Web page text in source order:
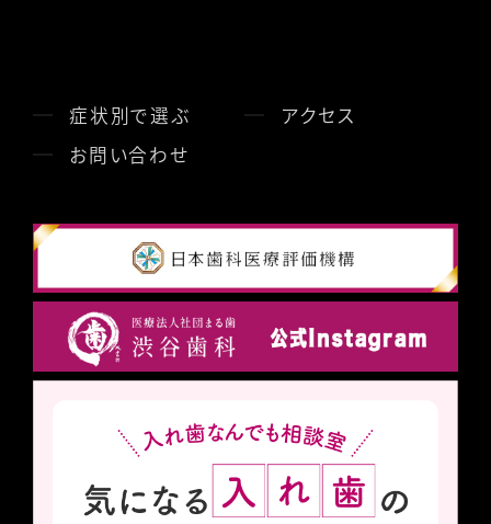
症状別で選ぶ
アクセス
お問い合わせ